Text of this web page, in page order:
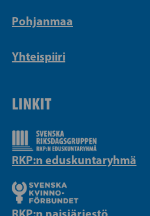
Pohjanmaa
Yhteispiiri
LINKIT
RKP:n eduskuntaryhmä